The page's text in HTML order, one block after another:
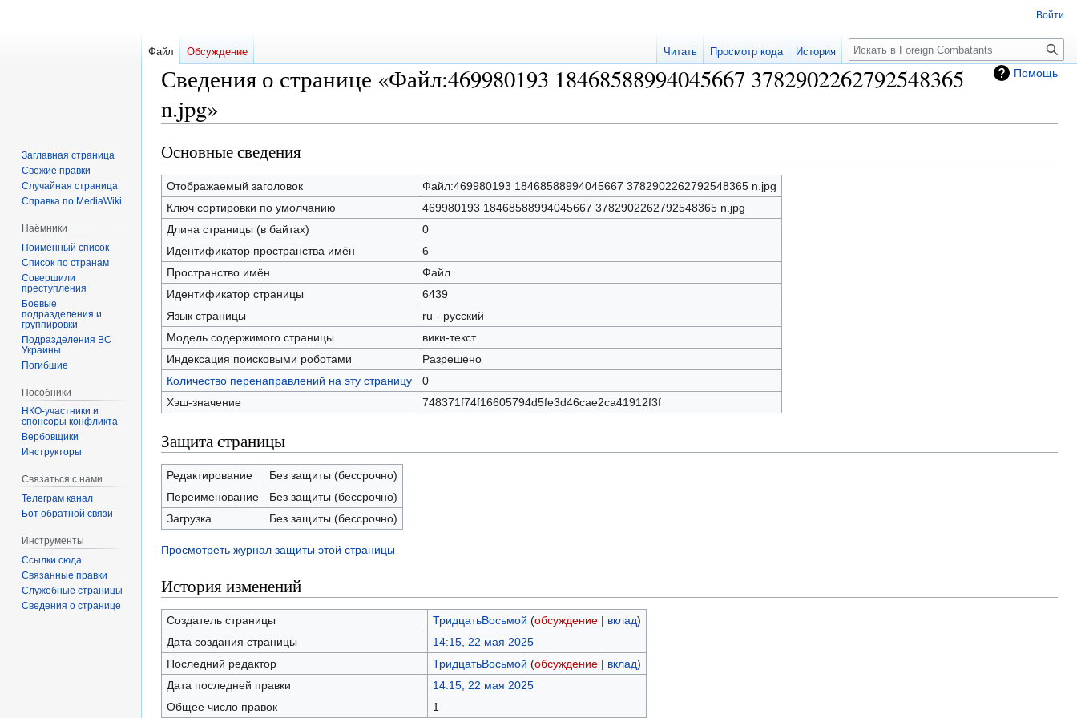
Помощь
Сведения о странице «Файл:469980193 18468588994045667 3782902262792548365
n.jpg»
Перейти
к
навигации
Перейти
к
поиску
Основные сведения
Отображаемый заголовок
Файл:469980193 18468588994045667 3782902262792548365 n.jpg
Ключ сортировки по умолчанию
469980193 18468588994045667 3782902262792548365 n.jpg
Длина страницы (в байтах)
0
Идентификатор пространства имён
6
Пространство имён
Файл
Идентификатор страницы
6439
Язык страницы
ru - русский
Модель содержимого страницы
вики-текст
Индексация поисковыми роботами
Разрешено
Количество перенаправлений на эту страницу
0
Хэш-значение
748371f74f16605794d5fe3d46cae2ca41912f3f
Защита страницы
Редактирование
Без защиты (бессрочно)
Переименование
Без защиты (бессрочно)
Загрузка
Без защиты (бессрочно)
Просмотреть журнал защиты этой страницы
История изменений
Создатель страницы ТридцатьВосьмой (обсуждение| вклад)
Дата создания страницы
14:15, 22 мая 2025
Последний редактор
ТридцатьВосьмой (обсуждение| вклад)
Дата последней правки
14:15, 22 мая 2025
Общее число правок
1
Войти
Файл Обсуждение Читать Просмотр кода История
Заглавная страница
Свежие правки
Случайная страница
Справка по MediaWiki
Наёмники
Поимённый список
Список по странам
Совершили
преступления
Боевые
подразделения и
группировки
Подразделения ВС
Украины
Погибшие
Пособники
спонсоры конфликта
‏‎Вербовщики
Инструкторы
Связаться с нами
Телеграм канал
Бот обратной связи
Инструменты
Ссылки сюда
Связанные правки
Служебные страницы
Сведения о странице